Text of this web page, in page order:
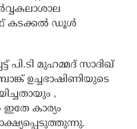
കടക്കല്‍ ഡൂള്‍
പി.ടി മുഹമ്മദ് സാദിഖ്
ഉച്ചഭാഷിണിയുടെ
,
കാര്യം